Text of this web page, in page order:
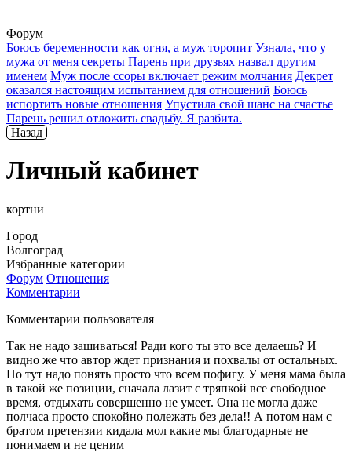
Форум
Боюсь беременности как огня, а муж торопит Узнала, что у
мужа от меня секреты Парень при друзьях назвал другим
именем Муж после ссоры включает режим молчания Декрет
оказался настоящим испытанием для отношений Боюсь
испортить новые отношения Упустила свой шанс на счастье
Парень решил отложить свадьбу. Я разбита.
Назад
Личный кабинет
кортни
Город
Волгоград
Избранные категории
Форум Отношения
Комментарии
Комментарии пользователя
Так не надо зашиваться! Ради кого ты это все делаешь? И
видно же что автор ждет признания и похвалы от остальных.
Но тут надо понять просто что всем пофигу. У меня мама была
в такой же позиции, сначала лазит с тряпкой все свободное
время, отдыхать совершенно не умеет. Она не могла даже
полчаса просто спокойно полежать без дела!! А потом нам с
братом претензии кидала мол какие мы благодарные не
понимаем и не ценим